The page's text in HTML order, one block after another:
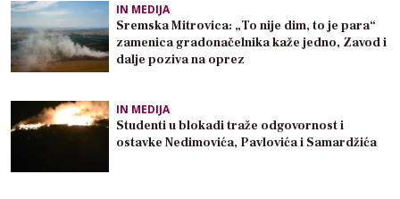
IN MEDIJA
Sremska Mitrovica: „To nije dim, to je para“
zamenica gradonačelnika kaže jedno, Zavod i
dalje poziva na oprez
IN MEDIJA
Studenti u blokadi traže odgovornost i
ostavke Nedimovića, Pavlovića i Samardžića